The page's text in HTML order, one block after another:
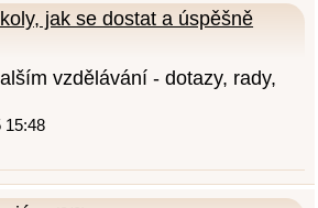
jak se dostat a úspěšně
vzdělávání - dotazy, rady,
15:48